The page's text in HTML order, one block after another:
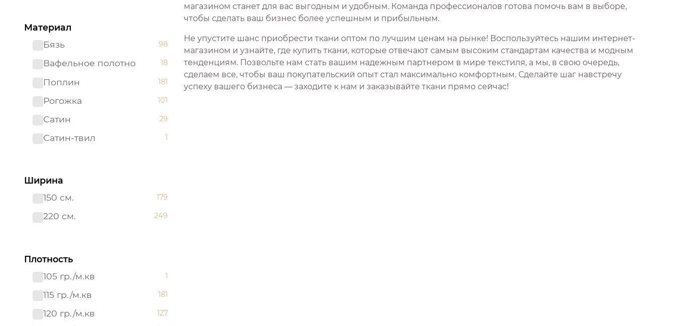
Рогожка 150 см.
Сатин 220 см 19
Сатин 220 см.
гладкокрашенный
9
Сатин-твил 220 см 1
Материал
Бязь
98
Вафельное полотно 18
Поплин 181
Рогожка 101
Сатин 29
Сатин-твил 1
Ширина
150 см.
179
220 см. 249
Плотность
105 гр./м.кв
1
115 гр./м.кв 181
120 гр./м.кв 127
магазином станет для вас выгодным и удобным. Команда профессионалов готова помочь вам в выборе,
чтобы сделать ваш бизнес более успешным и прибыльным.
Не упустите шанс приобрести ткани оптом по лучшим ценам на рынке! Воспользуйтесь нашим интернет-
магазином и узнайте, где купить ткани, которые отвечают самым высоким стандартам качества и модным
тенденциям. Позвольте нам стать вашим надежным партнером в мире текстиля, а мы, в свою очередь,
сделаем все, чтобы ваш покупательский опыт стал максимально комфортным. Сделайте шаг навстречу
успеху вашего бизнеса — заходите к нам и заказывайте ткани прямо сейчас!